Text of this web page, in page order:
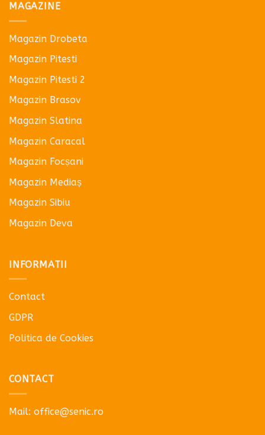
MAGAZINE
Magazin Drobeta
Magazin Pitesti
Magazin Pitesti 2
Magazin Brasov
Magazin Slatina
Magazin Caracal
Magazin Focșani
Magazin Mediaș
Magazin Sibiu
Magazin Deva
INFORMATII
Contact
GDPR
Politica de Cookies
CONTACT
Mail: office@senic.ro